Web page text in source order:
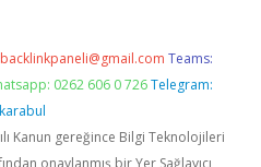
backlinkpaneli@gmail.com Teams:
0262 606 0 726 Telegram:
Kanun gereğince Bilgi Teknolojileri
onaylanmış bir Yer Sağlayıcı